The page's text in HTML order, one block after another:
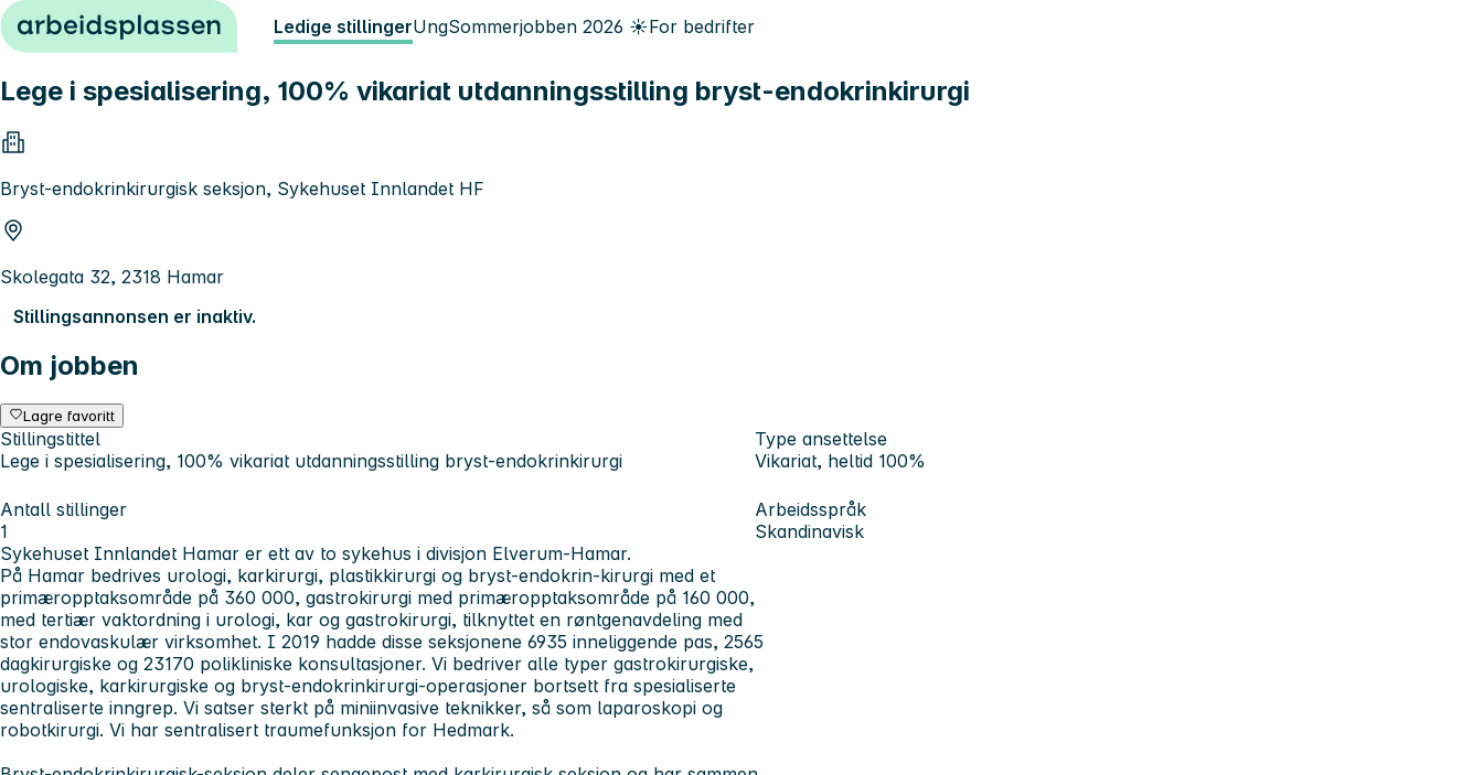
Hopp til innhold Ledige stillingerUngSommerjobben 2026 ☀️For bedrifter
Lege i spesialisering, 100% vikariat utdanningsstilling bryst-endokrinkirurgi
Bryst-endokrinkirurgisk seksjon, Sykehuset Innlandet HF
Skolegata 32, 2318 Hamar
Stillingsannonsen er inaktiv.
Om jobben
Lagre favoritt
Stillingstittel
Lege i spesialisering, 100% vikariat utdanningsstilling bryst-endokrinkirurgi
Type ansettelse
Vikariat, heltid 100%
Antall stillinger
1
Arbeidsspråk
Skandinavisk
Sykehuset Innlandet Hamar er ett av to sykehus i divisjon Elverum-Hamar.
På Hamar bedrives urologi, karkirurgi, plastikkirurgi og bryst-endokrin-kirurgi med et
primæropptaksområde på 360 000, gastrokirurgi med primæropptaksområde på 160 000,
med tertiær vaktordning i urologi, kar og gastrokirurgi, tilknyttet en røntgenavdeling med
stor endovaskulær virksomhet. I 2019 hadde disse seksjonene 6935 inneliggende pas, 2565
dagkirurgiske og 23170 polikliniske konsultasjoner. Vi bedriver alle typer gastrokirurgiske,
urologiske, karkirurgiske og bryst-endokrinkirurgi-operasjoner bortsett fra spesialiserte
sentraliserte inngrep. Vi satser sterkt på miniinvasive teknikker, så som laparoskopi og
robotkirurgi. Vi har sentralisert traumefunksjon for Hedmark.